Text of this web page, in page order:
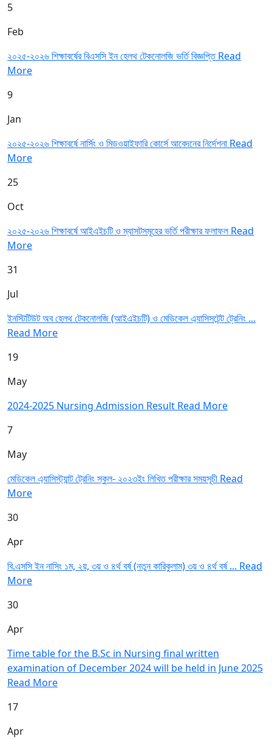
5
Feb
২০২৫-২০২৬ শিক্ষাবর্ষের বিএসসি ইন হেলথ টেকনোলজি ভর্তি বিজ্ঞপ্তিRead
More
9
Jan
২০২৫-২০২৬ শিক্ষাবর্ষে নার্সিং ও মিডওয়াইফারি কোর্সে আবেদনের নির্দেশনা Read
More
25
Oct
২০২৫-২০২৬ শিক্ষাবর্ষে আইএইচটি ও ম্যাসটসমূহের ভর্তি পরীক্ষার ফলাফলRead
More
31
Jul
ইনস্টিটিউট অব হেলথ টেকনোলজি (আইএইচটি) ও মেডিকেল এ্যাসিসটেন্ট ট্রেনিং ...
Read More
19
May
2024-2025 Nursing Admission Result Read More
7
May
মেডিকেল এ্যাসিস্ট্যান্ট ট্রেনিং স্কুল- ২০২৩ইং লিখিত পরীক্ষার সময়সূচী Read
More
30
Apr
বি.এসসি ইন নাসিং ১ম, ২য়, ৩য় ও ৪র্থ বর্ষ (নতুন কারিকুলাম) ৩য় ও ৪র্থ বর্ষ ... Read
More
30
Apr
Time table for the B.Sc in Nursing final written
examination of December 2024 will be held in June 2025
Read More
17
Apr